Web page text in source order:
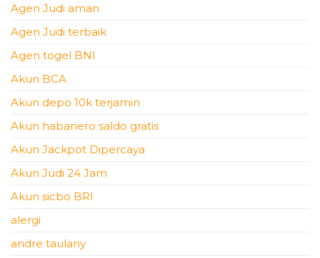
Agen Judi aman
Agen Judi terbaik
Agen togel BNI
Akun BCA
Akun depo 10k terjamin
Akun habanero saldo gratis
Akun Jackpot Dipercaya
Akun Judi 24 Jam
Akun sicbo BRI
alergi
andre taulany